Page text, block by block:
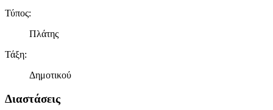
μας επεξεργαζόμαστε προσωπικά σας δεδομένα, π.χ. τη
διεύθυνση IP σας, χρησιμοποιώντας τεχνολογία όπως cookies
για να αποθηκεύουμε και να έχουμε πρόσβαση σε πληροφορίες
διαφημίσεων και περιεχομένου, τις μετρήσεις σχετικά με
μας και την ανάπτυξη προϊόντων. Επίσης, κοινοποιούμε
πληροφορίες σχετικά με την από μέρους σας χρήση της
τοποθεσίας μας στους συνεργάτες μέσων κοινωνικής
Τύπος:
Πλάτης
Τάξη:
Δημοτικού
Διαστάσεις